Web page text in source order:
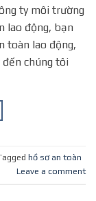
ty môi trường
lao động, bạn
toàn lao động,
đến chúng tôi
hồ sơ an toàn
Leave a comment